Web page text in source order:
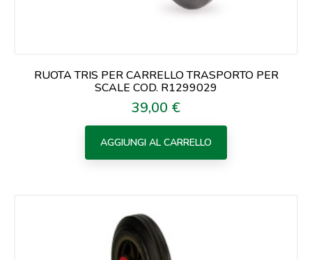
RUOTA TRIS PER CARRELLO TRASPORTO PER
SCALE COD. R1299029
Prezzo
39,00 €
AGGIUNGI AL CARRELLO